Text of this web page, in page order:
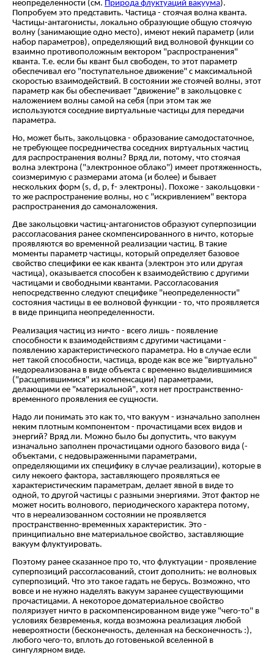
неопределенности (см. Природа флуктуаций вакуума).
Попробуем это представить. Частица - стоячая волна кванта.
Частицы-антагонисты, локально образующие общую стоячую
волну (занимающие одно место), имеют некий параметр (или
набор параметров), определяющий вид волновой функции со
взаимно противоположным вектором "распространения"
кванта. Т.е. если бы квант был свободен, то этот параметр
обеспечивал его "поступательное движение" с максимальной
скоростью взаимодействий. В состоянии же стоячей волны, этот
параметр как бы обеспечивает "движение" в закольцовке с
наложением волны самой на себя (при этом так же
используются соседние виртуальные частицы для передачи
параметра.
Но, может быть, закольцовка - образование самодостаточное,
не требующее посредничества соседних виртуальных частиц
для распространения волны? Вряд ли, потому, что стоячая
волна электрона ("электронное облако") имеет протяженность,
соизмеримую с размерами атома (и более) и бывает
нескольких форм (s, d, p, f- электроны). Похоже - закольцовки -
то же распространение волны, но с "искривлением" вектора
распространения до самоналожения.
Две закольцовки частиц-антагонистов образуют суперпозиции
рассогласования ранее скомпенсированного в ничто, которые
проявляются во временной реализации частиц. В такие
моменты параметр частицы, который определяет базовое
свойство специфики ее как кванта (электрон это или другая
частица), оказывается способен к взаимодействию с другими
частицами и свободными квантами. Рассогласования
непосредственно следуют специфике "неопределенности"
состояния частицы в ее волновой функции - то, что проявляется
в виде принципа неопределенности.
Реализация частиц из ничто - всего лишь - появление
способности к взаимодействиям с другими частицами -
появлению характеристического параметра. Но в случае если
нет такой способности, частица, вроде как все же "виртуально"
недореализована в виде объекта с временно выделившимися
("расцепившимися" из компенсации) параметрами,
делающими ее "материальной", хотя нет пространственно-
временного проявления ее сущности.
Надо ли понимать это как то, что вакуум - изначально заполнен
неким плотным компонентом - прочастицами всех видов и
энергий? Вряд ли. Можно было бы допустить, что вакуум
изначально заполнен прочастицами одного базового вида (-
объектами, с недовыраженными параметрами,
определяющими их специфику в случае реализации), которые в
силу некоего фактора, заставляющего проявляться ее
характеристическим параметрам, делает явной в виде то
одной, то другой частицы с разными энергиями. Этот фактор не
может носить волнового, периодического характера потому,
что в нереализованном состоянии не проявляется
пространственно-временных характеристик. Это -
принципиально вне материальное свойство, заставляющие
вакуум флуктуировать.
Поэтому ранее сказанное про то, что флуктуации - проявление
суперпозиций рассогласований, стоит дополнить: не волновых
суперпозиций. Что это такое гадать не берусь. Возможно, что
вовсе и не нужно наделять вакуум заранее существующими
прочастицами. А некоторое доматериальное свойство
поляризует ничто в раскомпенсированном виде уже "чего-то" в
условиях безвременья, когда возможна реализация любой
невероятности (бесконечность, деленная на бесконечность :),
любого чего-то, вплоть до готовенькой вселенной в
сингулярном виде.